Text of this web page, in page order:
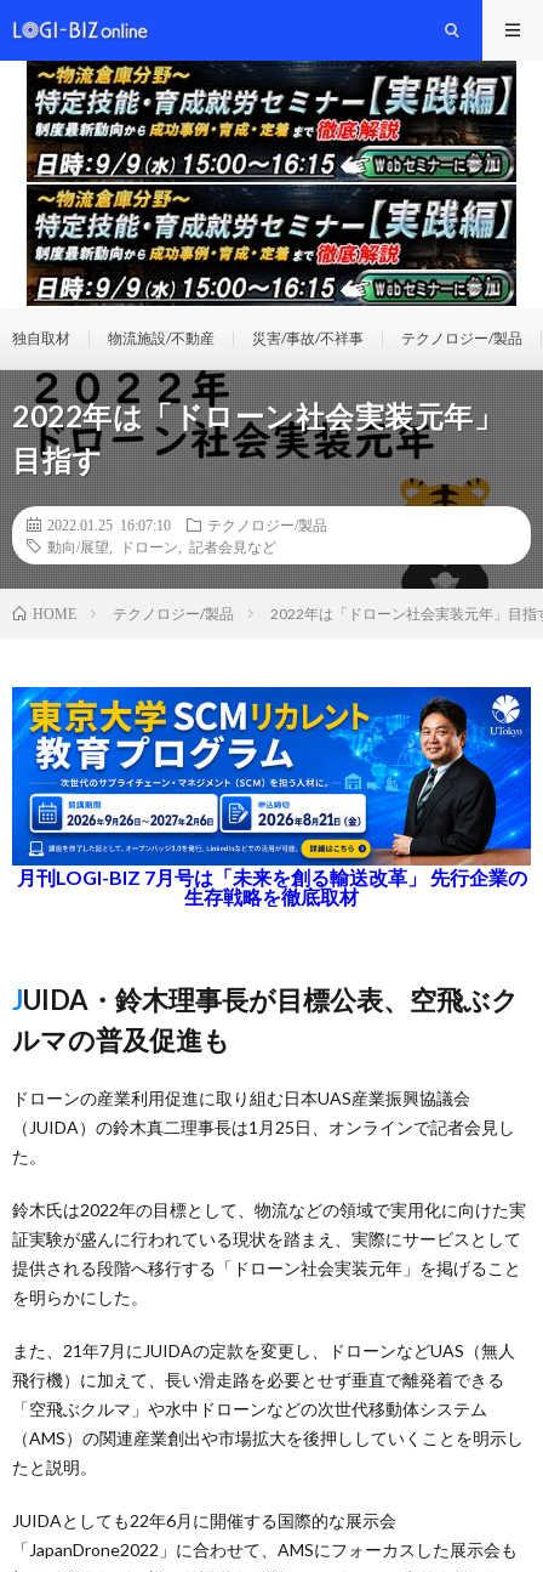
独自取材 物流施設/不動産 災害/事故/不祥事 テクノロジー/製品
2022年は「ドローン社会実装元年」
目指す
2022.01.25 16:07:10
テクノロジー/製品
動向/展望
ドローン 記者会見など
HOME テクノロジー/製品 2022年は「ドローン社会実装元年」目指
月刊LOGI-BIZ 7月号は「未来を創る輸送改革」 先行企業の
生存戦略を徹底取材
JUIDA・鈴木理事長が目標公表、空飛ぶク
ルマの普及促進も
ドローンの産業利用促進に取り組む日本UAS産業振興協議会
（JUIDA）の鈴木真二理事長は1月25日、オンラインで記者会見し
た。
鈴木氏は2022年の目標として、物流などの領域で実用化に向けた実
証実験が盛んに行われている現状を踏まえ、実際にサービスとして
提供される段階へ移行する「ドローン社会実装元年」を掲げること
を明らかにした。
また、21年7月にJUIDAの定款を変更し、ドローンなどUAS（無人
飛行機）に加えて、長い滑走路を必要とせず垂直で離発着できる
「空飛ぶクルマ」や水中ドローンなどの次世代移動体システム
（AMS）の関連産業創出や市場拡大を後押ししていくことを明示し
たと説明。
JUIDAとしても22年6月に開催する国際的な展示会
「JapanDrone2022」に合わせて、AMSにフォーカスした展示会も